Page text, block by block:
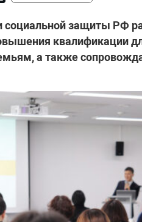
социальной защиты РФ
квалификации
а также